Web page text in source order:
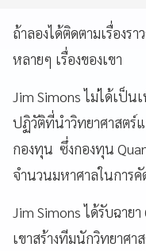
ถ้าลองได้ติดตามเรื่องร
หลายๆ เรื่องของเขา
Jim Simons ไม่ได้เป็
ปฏิวัติที่นำวิทยาศาสตร์
กองทุน ซึ่งกองทุน
จำนวนมหาศาลในการ
Jim Simons ได้รับฉาย
เขาสร้างทีมนักวิทยาศ